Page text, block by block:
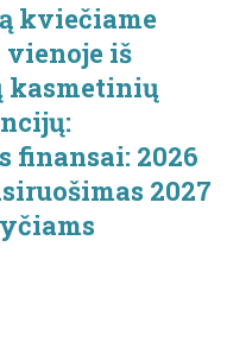
kviečiame
iš
kasmetinių
finansai: 2026
2027